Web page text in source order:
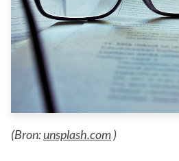
(Bron:unsplash.com)